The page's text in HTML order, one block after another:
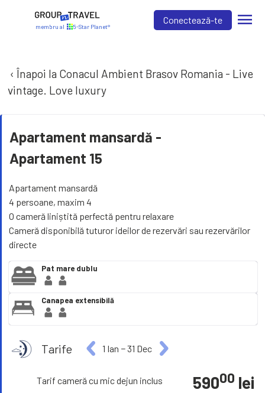
membru al 5-Star Planet®
Conectează-te menu
‹ Înapoi la Conacul Ambient Brasov Romania - Live
vintage. Love luxury
Apartament mansardă -
Apartament 15
Apartament mansardă
4 persoane, maxim 4
O cameră liniștită perfectă pentru relaxare
Cameră disponibilă tuturor ideilor de rezervări sau rezervărilor
directe
Pat mare dublu
Canapea extensibilă
Tarife 1 Ian −31 Dec
Tarif cameră cu mic dejun inclus 59000 lei